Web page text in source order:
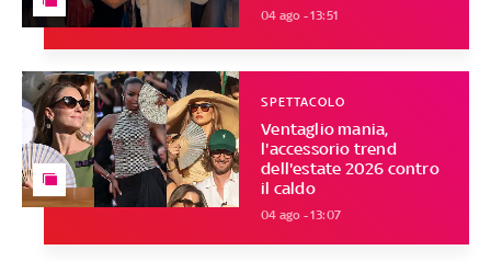
04 ago - 13:51
Ventaglio mania,
l'accessorio trend
dell'estate 2026 contro
il caldo
SPETTACOLO
04 ago - 13:07